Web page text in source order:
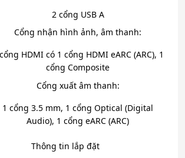
2 cổng USB A
Cổng nhận hình ảnh, âm thanh:
HDMI có 1 cổng HDMI eARC (ARC), 1
cổng Composite
Cổng xuất âm thanh:
1 cổng 3.5 mm, 1 cổng Optical (Digital
Audio), 1 cổng eARC (ARC)
Thông tin lắp đặt